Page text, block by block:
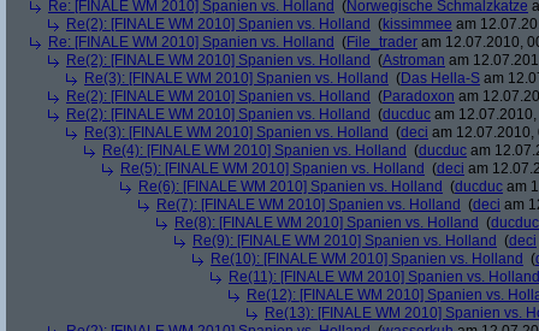
Re: [FINALE WM 2010] Spanien vs. Holland (Norwegische Schmalzkatze
Re(2): [FINALE WM 2010] Spanien vs. Holland (kissimmee am
Re: [FINALE WM 2010] Spanien vs. Holland (File_trader am 12.07.2010,
Re(2): [FINALE WM 2010] Spanien vs. Holland (Astroman am
Re(3): [FINALE WM 2010] Spanien vs. Holland (Das Hella-S am
Re(2): [FINALE WM 2010] Spanien vs. Holland (Paradoxon am
Re(2): [FINALE WM 2010] Spanien vs. Holland (ducduc am
Re(3): [FINALE WM 2010] Spanien vs. Holland (deci am 12.07.2010,
Re(4): [FINALE WM 2010] Spanien vs. Holland (ducduc am
Re(5): [FINALE WM 2010] Spanien vs. Holland (deci am
Re(6): [FINALE WM 2010] Spanien vs. Holland (ducduc am
Re(7): [FINALE WM 2010] Spanien vs. Holland (deci am
Re(8): [FINALE WM 2010] Spanien vs. Holland (ducduc
Re(9): [FINALE WM 2010] Spanien vs. Holland (deci
Re(10): [FINALE WM 2010] Spanien vs. Holland (
Re(11): [FINALE WM 2010] Spanien vs. Holland
Re(12): [FINALE WM 2010] Spanien vs.
Re(13): [FINALE WM 2010] Spanien vs.